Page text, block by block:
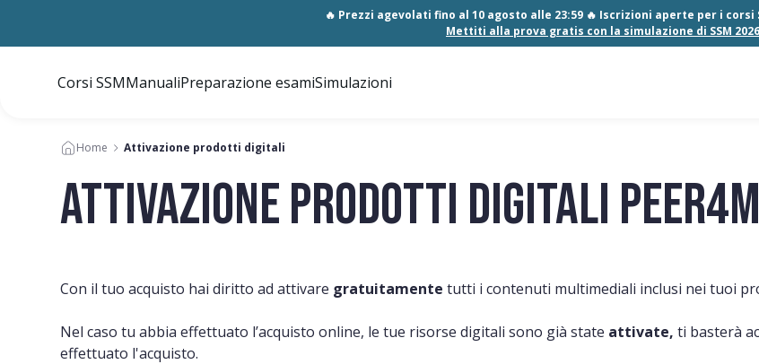
🔥 Prezzi agevolati fino al 10 agosto alle 23:59 🔥 Iscrizioni aperte per i corsi
Mettiti alla prova gratis con la simulazione di SSM 2026
Corsi SSMManualiPreparazione esamiSimulazioni
Home Attivazione prodotti digitali
Attivazione prodotti digitali
Con il tuo acquisto hai diritto ad attivare gratuitamente tutti i contenuti multimediali inclusi nei tuoi
Nel caso tu abbia effettuato l’acquisto online, le tue risorse digitali sono già state attivate,ti basterà
effettuato l'acquisto.